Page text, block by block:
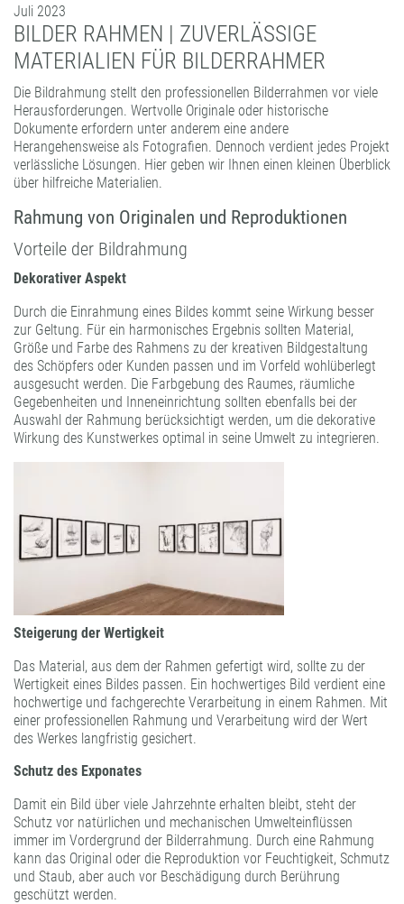
FORMATBESCHICHTUNGEN
KOMPETENZ UND QUALITÄT
Juli 2023
BILDER RAHMEN | ZUVERLÄSSIGE
MATERIALIEN FÜR BILDERRAHMER
Die Bildrahmung stellt den professionellen Bilderrahmen vor viele
Herausforderungen. Wertvolle Originale oder historische
Dokumente erfordern unter anderem eine andere
Herangehensweise als Fotografien. Dennoch verdient jedes Projekt
verlässliche Lösungen. Hier geben wir Ihnen einen kleinen Überblick
über hilfreiche Materialien.
Rahmung von Originalen und Reproduktionen
Vorteile der Bildrahmung
Dekorativer Aspekt
Durch die Einrahmung eines Bildes kommt seine Wirkung besser
zur Geltung. Für ein harmonisches Ergebnis sollten Material,
Größe und Farbe des Rahmens zu der kreativen Bildgestaltung
des Schöpfers oder Kunden passen und im Vorfeld wohlüberlegt
ausgesucht werden. Die Farbgebung des Raumes, räumliche
Gegebenheiten und Inneneinrichtung sollten ebenfalls bei der
Auswahl der Rahmung berücksichtigt werden, um die dekorative
Wirkung des Kunstwerkes optimal in seine Umwelt zu integrieren.
Steigerung der Wertigkeit
Das Material, aus dem der Rahmen gefertigt wird, sollte zu der
Wertigkeit eines Bildes passen. Ein hochwertiges Bild verdient eine
hochwertige und fachgerechte Verarbeitung in einem Rahmen. Mit
einer professionellen Rahmung und Verarbeitung wird der Wert
des Werkes langfristig gesichert.
Schutz des Exponates
Damit ein Bild über viele Jahrzehnte erhalten bleibt, steht der
Schutz vor natürlichen und mechanischen Umwelteinflüssen
immer im Vordergrund der Bilderrahmung. Durch eine Rahmung
kann das Original oder die Reproduktion vor Feuchtigkeit, Schmutz
und Staub, aber auch vor Beschädigung durch Berührung
geschützt werden.